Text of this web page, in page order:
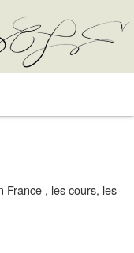
France , les cours, les